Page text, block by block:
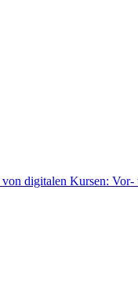
digitalen Kursen: